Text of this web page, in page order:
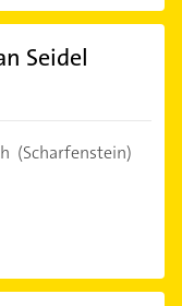
Seidel
(Scharfenstein)